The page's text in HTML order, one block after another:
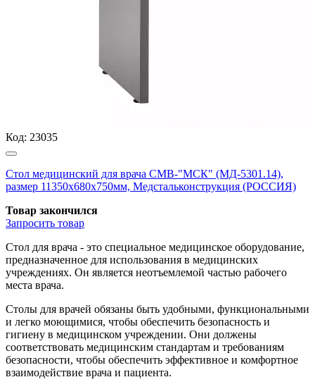
Код: 23035
Стол медицинский для врача СМВ-"МСК" (МД-5301.14),
размер 11350x680x750мм, Медстальконструкция (РОССИЯ)
Товар закончился
Запросить товар
Стол для врача - это специальное медицинское оборудование,
предназначенное для использования в медицинских
учреждениях. Он является неотъемлемой частью рабочего
места врача.
Столы для врачей обязаны быть удобными, функциональными
и легко моющимися, чтобы обеспечить безопасность и
гигиену в медицинском учреждении. Они должены
соответствовать медицинским стандартам и требованиям
безопасности, чтобы обеспечить эффективное и комфортное
взаимодействие врача и пациента.